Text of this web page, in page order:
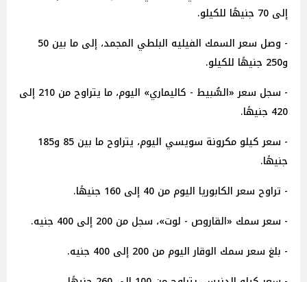
إلى 70 جنيهًا للكيلو.
- وصل سعر السمك الفيليه البلطي المجمد، إلى ما بين 50
و250 جنيهًا للكيلو.
- سجل سعر «السُّبيط - كاليماري» اليوم، ما يتراوح من 210 إلى
420 جنيهًا.
- سعر كيلو مكرونة سويسي اليوم، يتراوح ما بين 85 و185
جنيهًا.
- تراوح سعر الكابوريا اليوم من 40 إلى 160 جنيهًا.
- سعر سمك «القاروص - لوت»، سجل من 200 إلى 400 جنيه.
- بلغ سعر سمك الوقار اليوم من 200 إلى 400 جنيه.